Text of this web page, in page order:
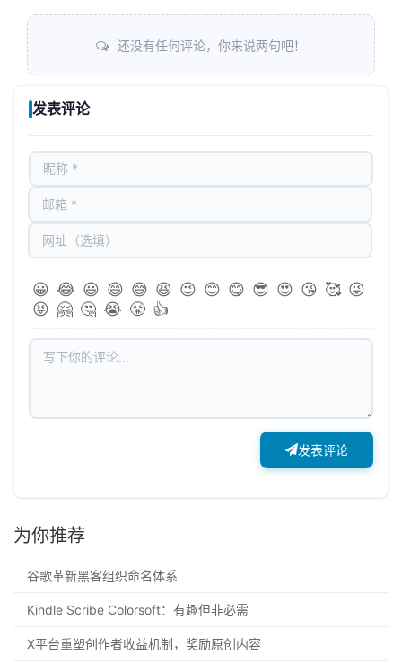
还没有任何评论，你来说两句吧！
发表评论
😀 😂 😃 😄 😅 😆 😉 😊 😋 😎 😍 😘 🥰 😜
😝 🤗 🤔 😭 😤 👍
发表评论
为你推荐
谷歌革新黑客组织命名体系
Kindle Scribe Colorsoft：有趣但非必需
X平台重塑创作者收益机制，奖励原创内容